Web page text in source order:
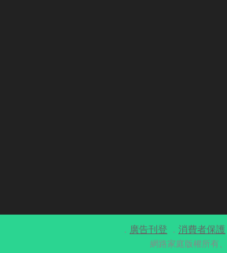
廣告刊登 消費者保護
網路家庭版權所有